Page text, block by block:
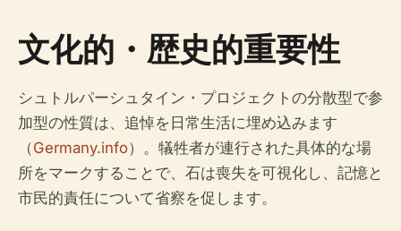
文化的・歴史的重要性
シュトルパーシュタイン・プロジェクトの分散型で参
加型の性質は、追悼を日常生活に埋め込みます
（Germany.info）。犠牲者が連行された具体的な場
所をマークすることで、石は喪失を可視化し、記憶と
市民的責任について省察を促します。